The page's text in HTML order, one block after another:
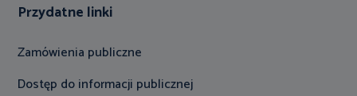
Przydatne linki
Zamówienia publiczne
Dostęp do informacji publicznej